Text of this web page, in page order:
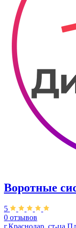
Воротные
5
0 отзывов
г.Краснодар, ст-ца